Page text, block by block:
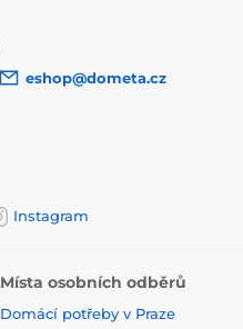
eshop@dometa.cz
Instagram
Místa osobních odběrů
Domácí potřeby v Praze